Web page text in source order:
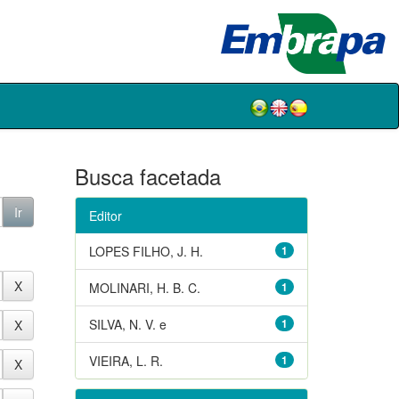
Busca facetada
Editor
1
LOPES FILHO, J. H.
1
MOLINARI, H. B. C.
1
SILVA, N. V. e
1
VIEIRA, L. R.